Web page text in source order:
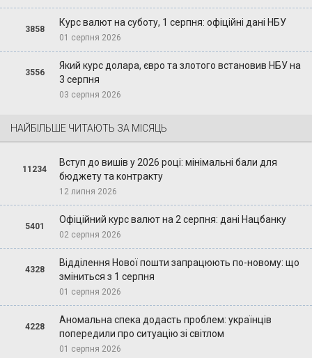
3858
Курс валют на суботу, 1 серпня: офіційні дані НБУ
01 серпня 2026
3556
Який курс долара, євро та злотого встановив НБУ на
3 серпня
03 серпня 2026
НАЙБІЛЬШЕ ЧИТАЮТЬ ЗА МІСЯЦЬ
11234
Вступ до вишів у 2026 році: мінімальні бали для
бюджету та контракту
12 липня 2026
5401
Офіційний курс валют на 2 серпня: дані Нацбанку
02 серпня 2026
4328
Відділення Нової пошти запрацюють по-новому: що
зміниться з 1 серпня
01 серпня 2026
4228
Аномальна спека додасть проблем: українців
попередили про ситуацію зі світлом
01 серпня 2026